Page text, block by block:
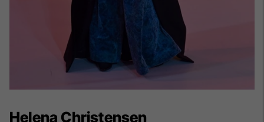
Helena Christensen